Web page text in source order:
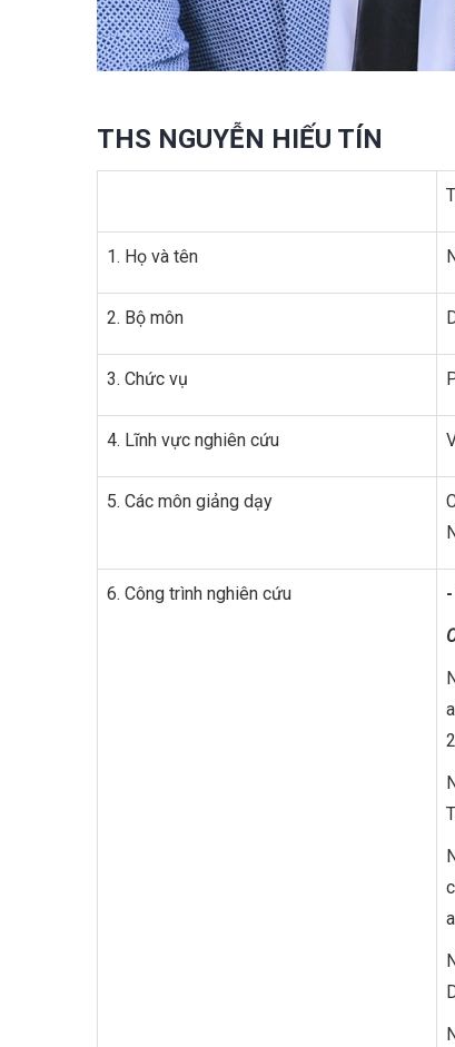
THS NGUYỄN HIẾU TÍN
1. Họ và tên
2. Bộ môn
3. Chức vụ
4. Lĩnh vực nghiên cứu
5. Các môn giảng dạy
6. Công trình nghiên cứu